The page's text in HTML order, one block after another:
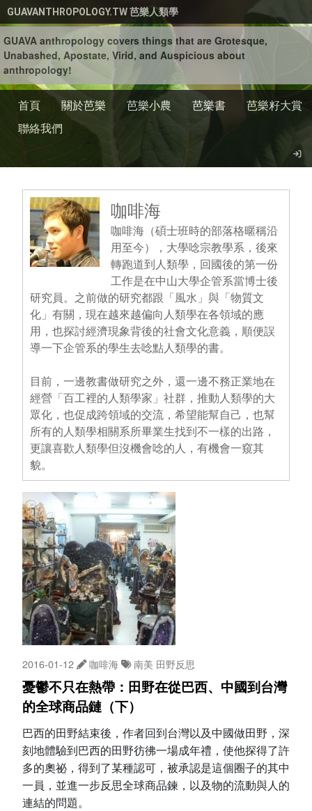
移至主內容
GUAVANTHROPOLOGY.TW 芭樂人類學
GUAVA anthropology covers things that are Grotesque,
Unabashed, Apostate, Virid, and Auspicious about
anthropology!
首頁 關於芭樂 芭樂小農 芭樂書
芭樂籽大賞
聯絡我們
咖啡海
咖啡海（碩士班時的部落格暱稱沿
用至今），大學唸宗教學系，後來
轉跑道到人類學，回國後的第一份
工作是在中山大學企管系當博士後
研究員。之前做的研究都跟「風水」與「物質文
化」有關，現在越來越偏向人類學在各領域的應
用，也探討經濟現象背後的社會文化意義，順便誤
導一下企管系的學生去唸點人類學的書。
目前，一邊教書做研究之外，還一邊不務正業地在
經營「百工裡的人類學家」社群，推動人類學的大
眾化，也促成跨領域的交流，希望能幫自己，也幫
所有的人類學相關系所畢業生找到不一樣的出路，
更讓喜歡人類學但沒機會唸的人，有機會一窺其
貌。
2016-01-12 咖啡海 南美 田野反思
憂鬱不只在熱帶：田野在從巴西、中國到台灣
的全球商品鏈（下）
巴西的田野結束後，作者回到台灣以及中國做田野，深
刻地體驗到巴西的田野彷彿一場成年禮，使他探得了許
多的奧祕，得到了某種認可，被承認是這個圈子的其中
一員，並進一步反思全球商品鍊，以及物的流動與人的
連結的問題。